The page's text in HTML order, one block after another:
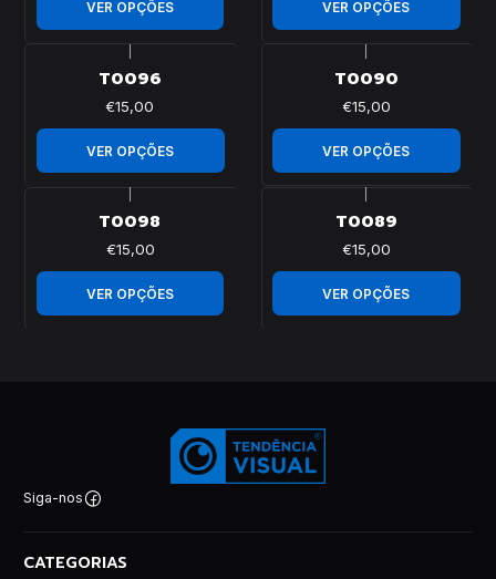
VER OPÇÕES VER OPÇÕES
T0096
€15,00
VER OPÇÕES
T0090
€15,00
VER OPÇÕES
T0098
€15,00
VER OPÇÕES
T0089
€15,00
VER OPÇÕES
Siga-nos
CATEGORIAS